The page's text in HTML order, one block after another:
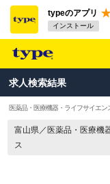
typeのアプリ
インストール
求人検索結果
医薬品・医療機器・ライフサイエ
富山県／医薬品・医療機
ス